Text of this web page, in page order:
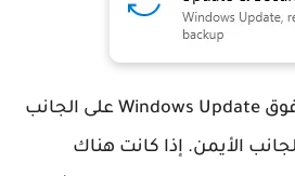
انقر فوق Windows Update على الجانب
الأيمن. إذا كانت هناك